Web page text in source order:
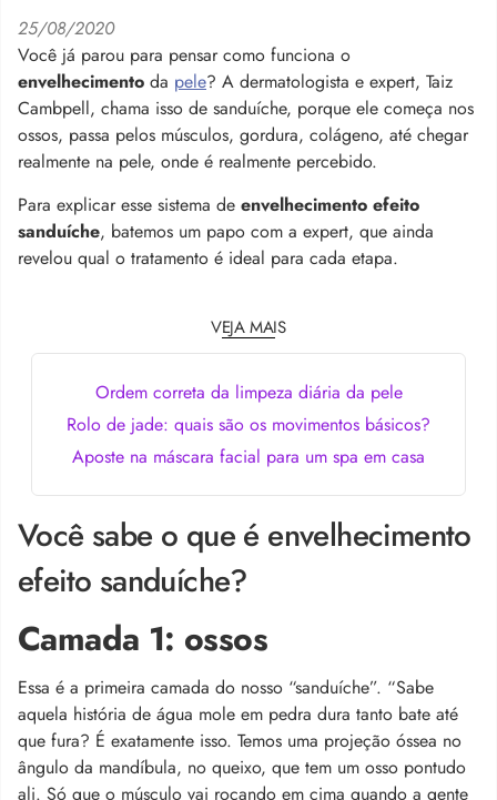
25/08/2020
Você já parou para pensar como funciona o
envelhecimento da pele? A dermatologista e expert, Taiz
Cambpell, chama isso de sanduíche, porque ele começa nos
ossos, passa pelos músculos, gordura, colágeno, até chegar
realmente na pele, onde é realmente percebido.
Para explicar esse sistema de envelhecimento efeito
sanduíche, batemos um papo com a expert, que ainda
revelou qual o tratamento é ideal para cada etapa.
VEJA MAIS
Ordem correta da limpeza diária da pele
Rolo de jade: quais são os movimentos básicos?
Aposte na máscara facial para um spa em casa
Você sabe o que é envelhecimento
efeito sanduíche?
Camada 1: ossos
Essa é a primeira camada do nosso “sanduíche”. “Sabe
aquela história de água mole em pedra dura tanto bate até
que fura? É exatamente isso. Temos uma projeção óssea no
ângulo da mandíbula, no queixo, que tem um osso pontudo
ali. Só que o músculo vai roçando em cima quando a gente